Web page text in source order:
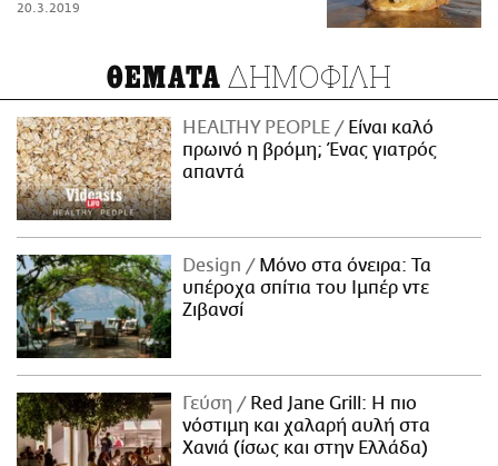
20.3.2019
ΘΕΜΑΤΑ ΔΗΜΟΦΙΛΗ
HEALTHY PEOPLE
Είναι καλό
πρωινό η βρόμη; Ένας γιατρός
απαντά
Design
Μόνο στα όνειρα: Τα
υπέροχα σπίτια του Ιμπέρ ντε
Ζιβανσί
Γεύση
Red Jane Grill: Η πιο
νόστιμη και χαλαρή αυλή στα
Χανιά (ίσως και στην Ελλάδα)